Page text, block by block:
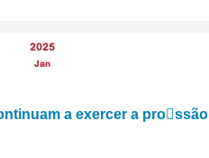
2025
Jan
a exercer a pro􀆊ssão